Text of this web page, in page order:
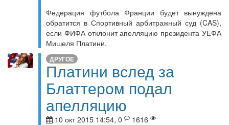
Федерация футбола Франции будет вынуждена
обратится в Спортивный арбитражный суд (CAS),
если ФИФА отклонит апелляцию президента УЕФА
Мишеля Платини.
ДРУГОЕ
Платини вслед за
Блаттером подал
апелляцию
10 окт 2015 14:54, 0
1616